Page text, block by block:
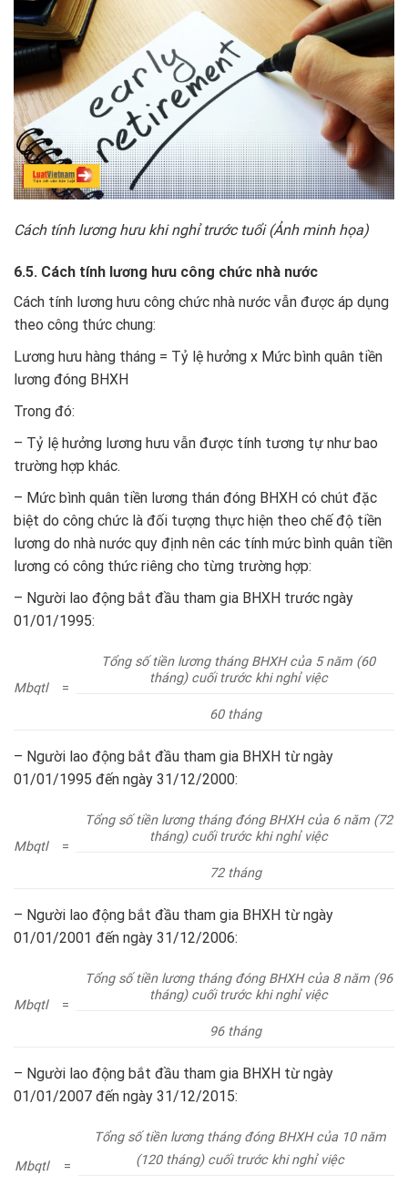
Cách tính lương hưu khi nghỉ trước tuổi (Ảnh minh họa)
6.5. Cách tính lương hưu công chức nhà nước
Cách tính lương hưu công chức nhà nước vẫn được áp dụng
theo công thức chung:
Lương hưu hàng tháng = Tỷ lệ hưởng x Mức bình quân tiền
lương đóng BHXH
Trong đó:
– Tỷ lệ hưởng lương hưu vẫn được tính tương tự như bao
trường hợp khác.
– Mức bình quân tiền lương thán đóng BHXH có chút đặc
biệt do công chức là đối tượng thực hiện theo chế độ tiền
lương do nhà nước quy định nên các tính mức bình quân tiền
lương có công thức riêng cho từng trường hợp:
– Người lao động bắt đầu tham gia BHXH trước ngày
01/01/1995:
Mbqtl =
Tổng số tiền lương tháng BHXH của 5 năm (60
tháng) cuối trước khi nghỉ việc
60 tháng
– Người lao động bắt đầu tham gia BHXH từ ngày
01/01/1995 đến ngày 31/12/2000:
Mbqtl =
Tổng số tiền lương tháng đóng BHXH của 6 năm (72
tháng) cuối trước khi nghỉ việc
72 tháng
– Người lao động bắt đầu tham gia BHXH từ ngày
01/01/2001 đến ngày 31/12/2006:
Mbqtl =
Tổng số tiền lương tháng đóng BHXH của 8 năm (96
tháng) cuối trước khi nghỉ việc
96 tháng
– Người lao động bắt đầu tham gia BHXH từ ngày
01/01/2007 đến ngày 31/12/2015:
Mbqtl =
Tổng số tiền lương tháng đóng BHXH của 10 năm
(120 tháng) cuối trước khi nghỉ việc